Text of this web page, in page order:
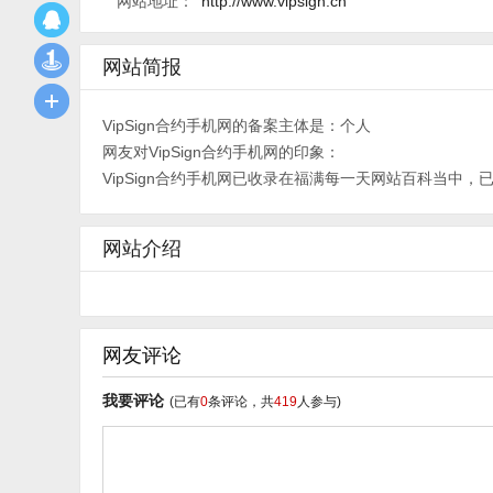
网站简报
VipSign合约手机网的备案主体是：个人
网友对VipSign合约手机网的印象：
VipSign合约手机网已收录在福满每一天网站百科当中，
网站介绍
网友评论
我要评论 (已有0条评论，共419人参与)